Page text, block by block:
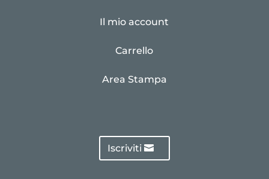
Il mio account
Carrello
Area Stampa
Iscriviti